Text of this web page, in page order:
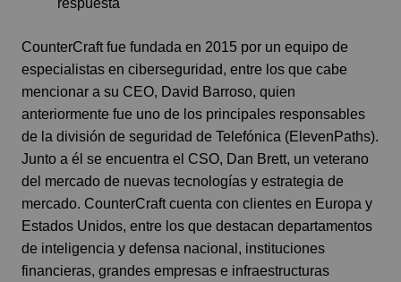
respuesta
CounterCraft fue fundada en 2015 por un equipo de
especialistas en ciberseguridad, entre los que cabe
mencionar a su CEO, David Barroso, quien
anteriormente fue uno de los principales responsables
de la división de seguridad de Telefónica (ElevenPaths).
Junto a él se encuentra el CSO, Dan Brett, un veterano
del mercado de nuevas tecnologías y estrategia de
mercado. CounterCraft cuenta con clientes en Europa y
Estados Unidos, entre los que destacan departamentos
de inteligencia y defensa nacional, instituciones
financieras, grandes empresas e infraestructuras